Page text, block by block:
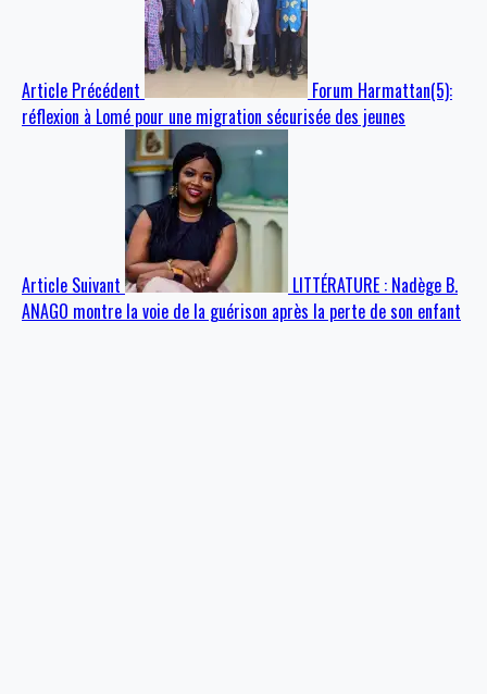
Article Précédent
Forum Harmattan(5):
réflexion à Lomé pour une migration sécurisée des jeunes
Article Suivant
LITTÉRATURE : Nadège B.
ANAGO montre la voie de la guérison après la perte de son enfant